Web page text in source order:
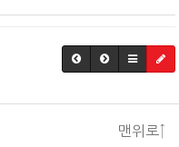
맨위로↑